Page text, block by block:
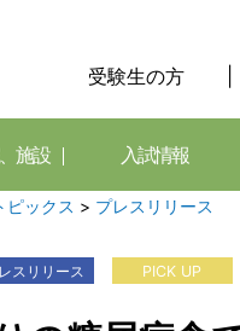
受験生の方
施設 入試情報
ピックス > プレスリリース
スリリース PICK UP